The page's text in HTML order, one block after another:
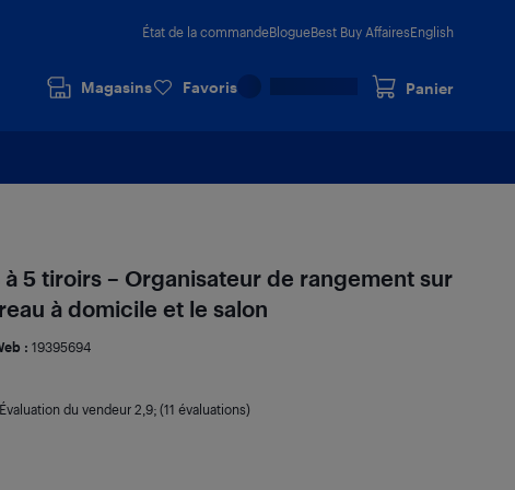
État de la commandeBlogueBest Buy AffairesEnglish
Magasins Favoris Panier
5 tiroirs – Organisateur de rangement sur
à domicile et le salon
: 19395694
Évaluation du vendeur 2,9; (11 évaluations)